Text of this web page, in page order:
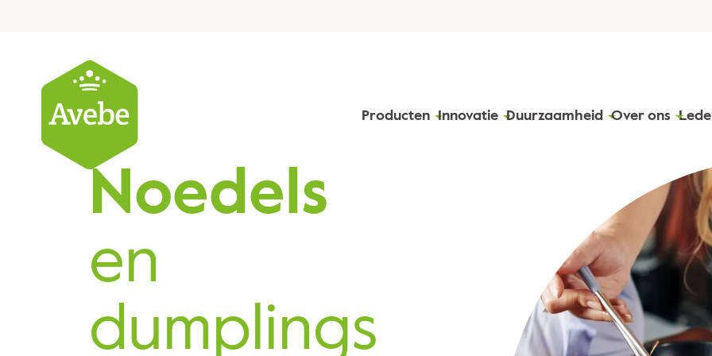
Producten Innovatie Duurzaamheid Over ons
Noedels
en
dumplings